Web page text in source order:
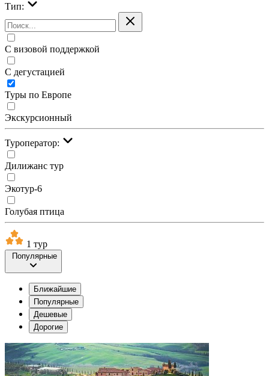
Тип:
С визовой поддержкой
С дегустацией
Туры по Европе
Экскурсионный
Туроператор:
Дилижанс тур
Экотур-6
Голубая птица
1 тур
Популярные
Ближайшие
Популярные
Дешевые
Дорогие